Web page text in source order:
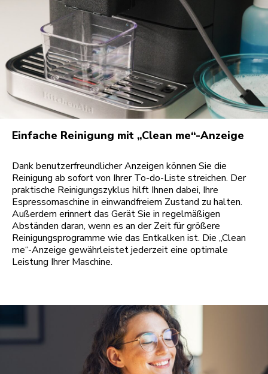
Einfache Reinigung mit „Clean me“-Anzeige
Dank benutzerfreundlicher Anzeigen können Sie die
Reinigung ab sofort von Ihrer To-do-Liste streichen. Der
praktische Reinigungszyklus hilft Ihnen dabei, Ihre
Espressomaschine in einwandfreiem Zustand zu halten.
Außerdem erinnert das Gerät Sie in regelmäßigen
Abständen daran, wenn es an der Zeit für größere
Reinigungsprogramme wie das Entkalken ist. Die „Clean
me“-Anzeige gewährleistet jederzeit eine optimale
Leistung Ihrer Maschine.